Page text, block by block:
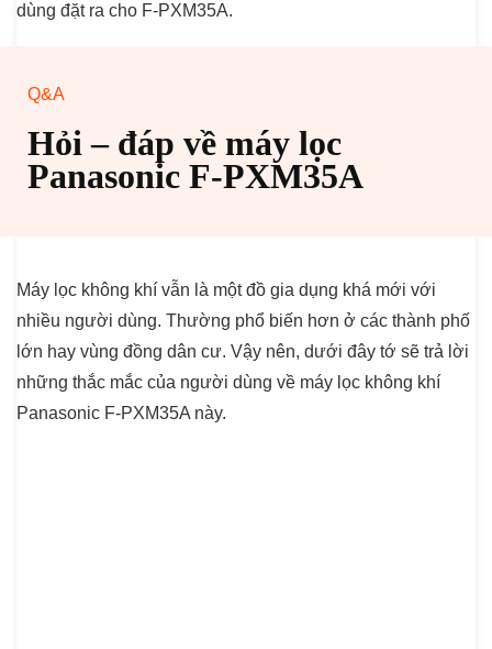
dùng đặt ra cho F-PXM35A.
Q&A
Hỏi – đáp về máy lọc
Panasonic F-PXM35A
Máy lọc không khí vẫn là một đồ gia dụng khá mới với
nhiều người dùng. Thường phổ biến hơn ở các thành phố
lớn hay vùng đồng dân cư. Vậy nên, dưới đây tớ sẽ trả lời
những thắc mắc của người dùng về máy lọc không khí
Panasonic F-PXM35A này.